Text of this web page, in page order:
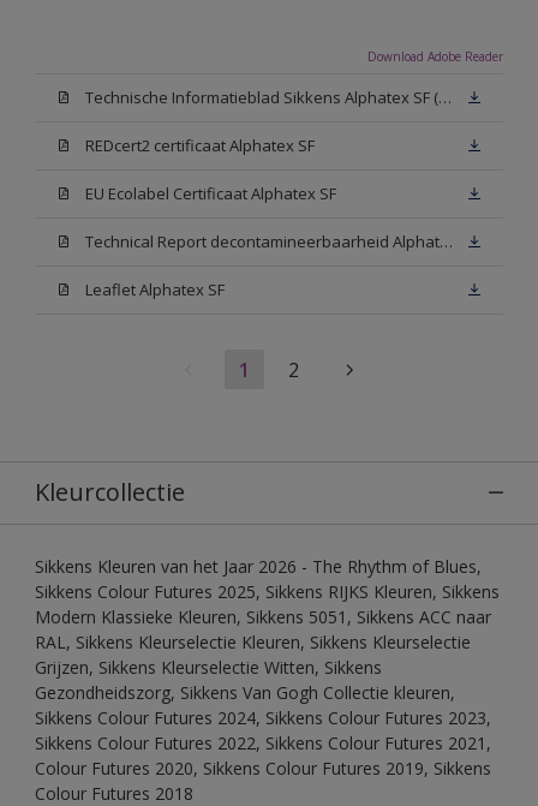
Download Adobe Reader
Technische Informatieblad Sikkens Alphatex SF (PDF)
REDcert2 certificaat Alphatex SF
EU Ecolabel Certificaat Alphatex SF
Technical Report decontamineerbaarheid Alphatex SF
Leaflet Alphatex SF
1 2
Kleurcollectie
Sikkens Kleuren van het Jaar 2026 - The Rhythm of Blues,
Sikkens Colour Futures 2025, Sikkens RIJKS Kleuren, Sikkens
Modern Klassieke Kleuren, Sikkens 5051, Sikkens ACC naar
RAL, Sikkens Kleurselectie Kleuren, Sikkens Kleurselectie
Grijzen, Sikkens Kleurselectie Witten, Sikkens
Gezondheidszorg, Sikkens Van Gogh Collectie kleuren,
Sikkens Colour Futures 2024, Sikkens Colour Futures 2023,
Sikkens Colour Futures 2022, Sikkens Colour Futures 2021,
Colour Futures 2020, Sikkens Colour Futures 2019, Sikkens
Colour Futures 2018